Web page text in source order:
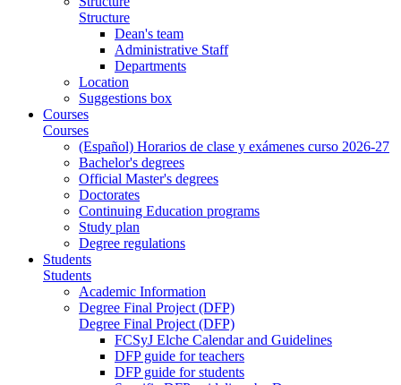
Structure
Dean's team
Administrative Staff
Departments
Location
Suggestions box
Courses
Courses
(Español) Horarios de clase y exámenes curso 2026-27
Bachelor's degrees
Official Master's degrees
Doctorates
Continuing Education programs
Study plan
Degree regulations
Students
Students
Academic Information
Degree Final Project (DFP)
Degree Final Project (DFP)
FCSyJ Elche Calendar and Guidelines
DFP guide for teachers
DFP guide for students